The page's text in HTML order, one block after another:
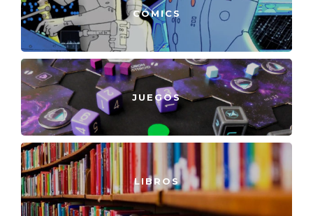
CÓMICS
JUEGOS
LIBROS